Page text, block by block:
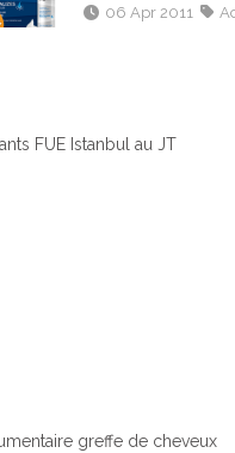
06 Apr 2011
FUE Istanbul au JT
greffe de cheveux